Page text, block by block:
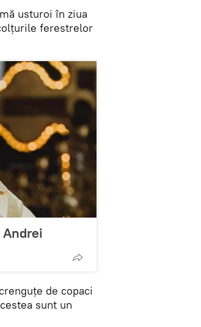
usturoi în ziua
ferestrelor
de copaci
sunt un